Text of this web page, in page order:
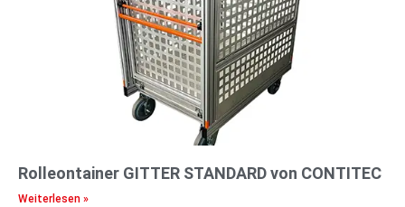
Rolleontainer GITTER STANDARD von CONTITEC
Weiterlesen »